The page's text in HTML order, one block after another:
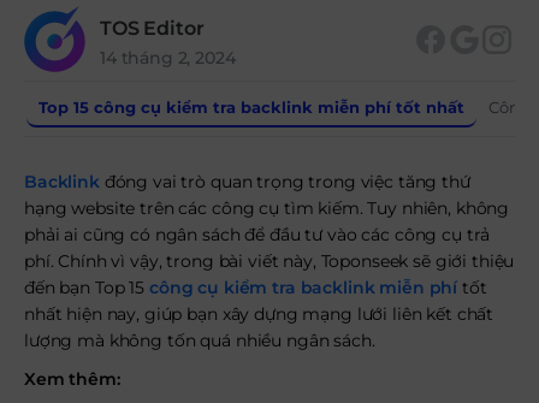
TOS Editor
14 tháng 2, 2024
Top 15 công cụ kiểm tra backlink miễn phí tốt nhất Công
Backlinkđóng vai trò quan trọng trong việc tăng thứ
hạng website trên các công cụ tìm kiếm. Tuy nhiên, không
phải ai cũng có ngân sách để đầu tư vào các công cụ trả
phí. Chính vì vậy, trong bài viết này, Toponseek sẽ giới thiệu
đến bạn Top 15 công cụ kiểm tra backlink miễn phí tốt
nhất hiện nay, giúp bạn xây dựng mạng lưới liên kết chất
lượng mà không tốn quá nhiều ngân sách.
Xem thêm: